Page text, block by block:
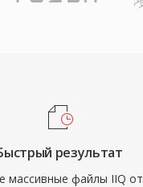
результат
массивные файлы IIQ от